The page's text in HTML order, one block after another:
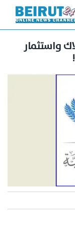
واستثمار